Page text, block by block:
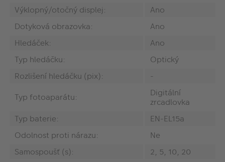
Výklopný/otočný displej:
Ano
Dotyková obrazovka:
Ano
Hledáček:
Ano
Typ hledáčku:
Optický
Rozlišení hledáčku (pix):
-
Typ fotoaparátu:
Digitální
zrcadlovka
Typ baterie:
EN-EL15a
Odolnost proti nárazu:
Ne
Samospoušť (s):
2, 5, 10, 20